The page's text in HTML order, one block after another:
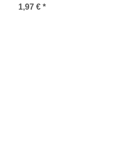
cm (verschiedene Farben)
1,97 € *